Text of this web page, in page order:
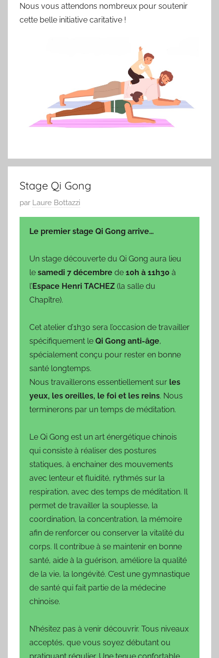
9
Nous vous attendons nombreux pour soutenir
cette belle initiative caritative !
Stage Qi Gong
P
u
par Laure Bottazzi
Le premier stage Qi Gong arrive…
Un stage découverte du Qi Gong aura lieu
le samedi 7 décembre de 10h à 11h30 à
l’Espace Henri TACHEZ (la salle du
Chapître).
Cet atelier d’1h30 sera l’occasion de travailler
spécifiquement le Qi Gong anti-âge,
spécialement conçu pour rester en bonne
santé longtemps.
Nous travaillerons essentiellement sur les
yeux, les oreilles, le foi et les reins. Nous
terminerons par un temps de méditation.
Le Qi Gong est un art énergétique chinois
qui consiste à réaliser des postures
statiques, à enchainer des mouvements
avec lenteur et fluidité, rythmés sur la
respiration, avec des temps de méditation. Il
permet de travailler la souplesse, la
coordination, la concentration, la mémoire
afin de renforcer ou conserver la vitalité du
corps. Il contribue à se maintenir en bonne
santé, aide à la guérison, améliore la qualité
de la vie, la longévité. C’est une gymnastique
de santé qui fait partie de la médecine
chinoise.
N’hésitez pas à venir découvrir. Tous niveaux
acceptés, que vous soyez débutant ou